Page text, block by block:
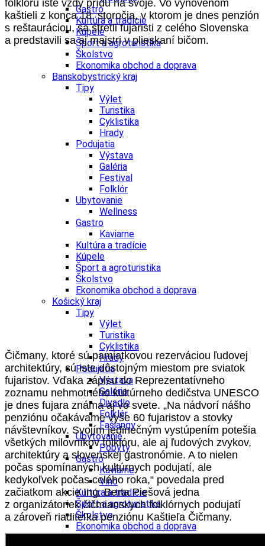
Gastro
Kultúra a tradície
Kúpele
Šport a agroturistika
Školstvo
Ekonomika obchod a doprava
Banskobystrický kraj
Tipy
Výlet
Turistika
Cyklistika
Hrady
Podujatia
Výstava
Galéria
Festival
Folklór
Ubytovanie
Wellness
Gastro
Kaviarne
Kultúra a tradície
Kúpele
Šport a agroturistika
Školstvo
Ekonomika obchod a doprava
Košický kraj
Tipy
Výlet
Turistika
Cyklistika
Hrady
Podujatia
Výstava
Galéria
Divadlo
Folklór
Fašiangy
Ubytovanie
Pobyty
Gastro
Kaviarne
Víno
Kultúra a tradície
Šport a agroturistika
Školstvo
Ekonomika obchod a doprava
Prešovský kraj
folklóru iste vždy prídu na svoje. Vo vynovenom
kaštieli z konca 18. storočia, v ktorom je dnes penzión
s reštauráciou, sa stretli fujaristi z celého Slovenska
a predstavili sa aj majstri v plieskaní bičom.
Čičmany, ktoré sú pamiatkovou rezerváciou ľudovej
architektúry, sú iste dôstojným miestom pre sviatok
fujaristov. Vďaka zápisu do Reprezentatívneho
zoznamu nehmotného kultúrneho dedičstva UNESCO
je dnes fujara známa aj vo svete. „Na nádvorí nášho
penziónu očakávame vyše 60 fujaristov a stovky
návštevníkov. Svojím jedinečným vystúpením potešia
všetkých milovníkov folklóru, ale aj ľudových zvykov,
architektúry a slovenskej gastronómie. A to nielen
počas spomínaných kultúrnych podujatí, ale
kedykoľvek počas celého roka,“ povedala pred
začiatkom akcie Ing. Berta Piešová jedna
z organizátoriek čičmianskych folklórnych podujatí
a zároveň riaditeľka penziónu Kaštieľa Čičmany.